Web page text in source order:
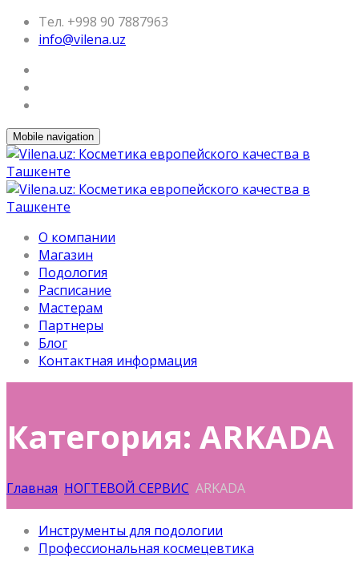
Тел. +998 90 7887963
info@vilena.uz
Mobile navigation
О компании
Магазин
Подология
Расписание
Мастерам
Партнеры
Блог
Контактная информация
Категория: ARKADA
Главная НОГТЕВОЙ СЕРВИС ARKADA
Инструменты для подологии
Профессиональная космецевтика